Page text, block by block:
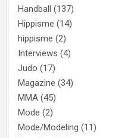
Handball (137)
Hippisme (14)
hippisme (2)
Interviews (4)
Judo (17)
Magazine (34)
MMA (45)
Mode (2)
Mode/Modeling (11)